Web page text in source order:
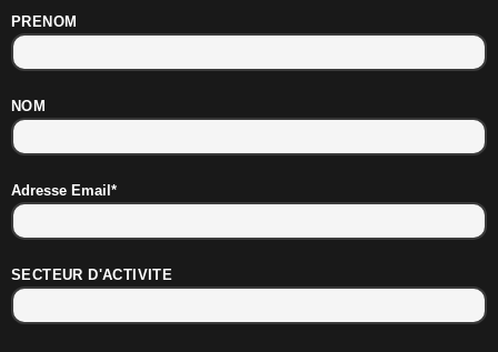
PRENOM
NOM
Adresse Email*
SECTEUR D'ACTIVITE